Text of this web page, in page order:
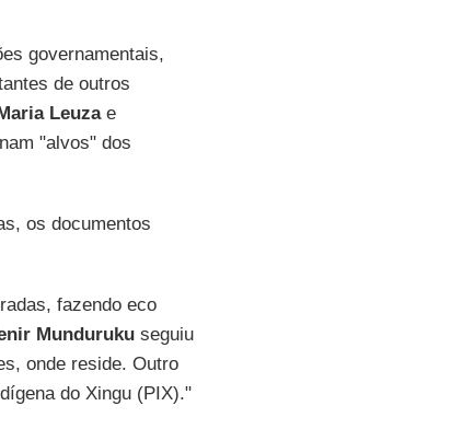
governamentais,
de outros
Leuzae
"alvos" dos
os documentos
fazendo eco
Mundurukuseguiu
onde reside. Outro
do Xingu (PIX)."